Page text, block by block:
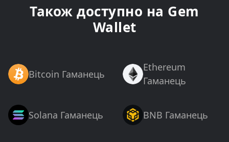
Також доступно на Gem
Wallet
Bitcoin Гаманець
Ethereum
Гаманець
Solana Гаманець BNB Гаманець